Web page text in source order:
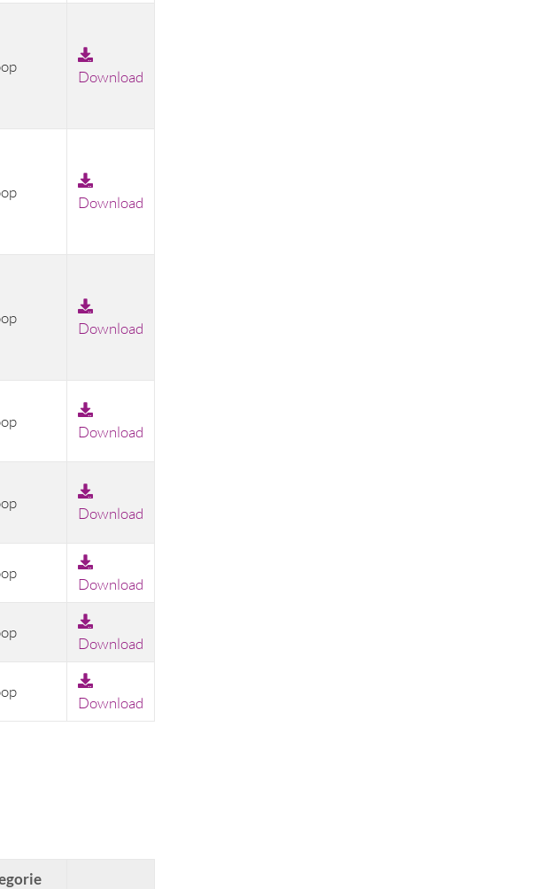
Download
Download
Download
Download
Download
Download
Download
Download